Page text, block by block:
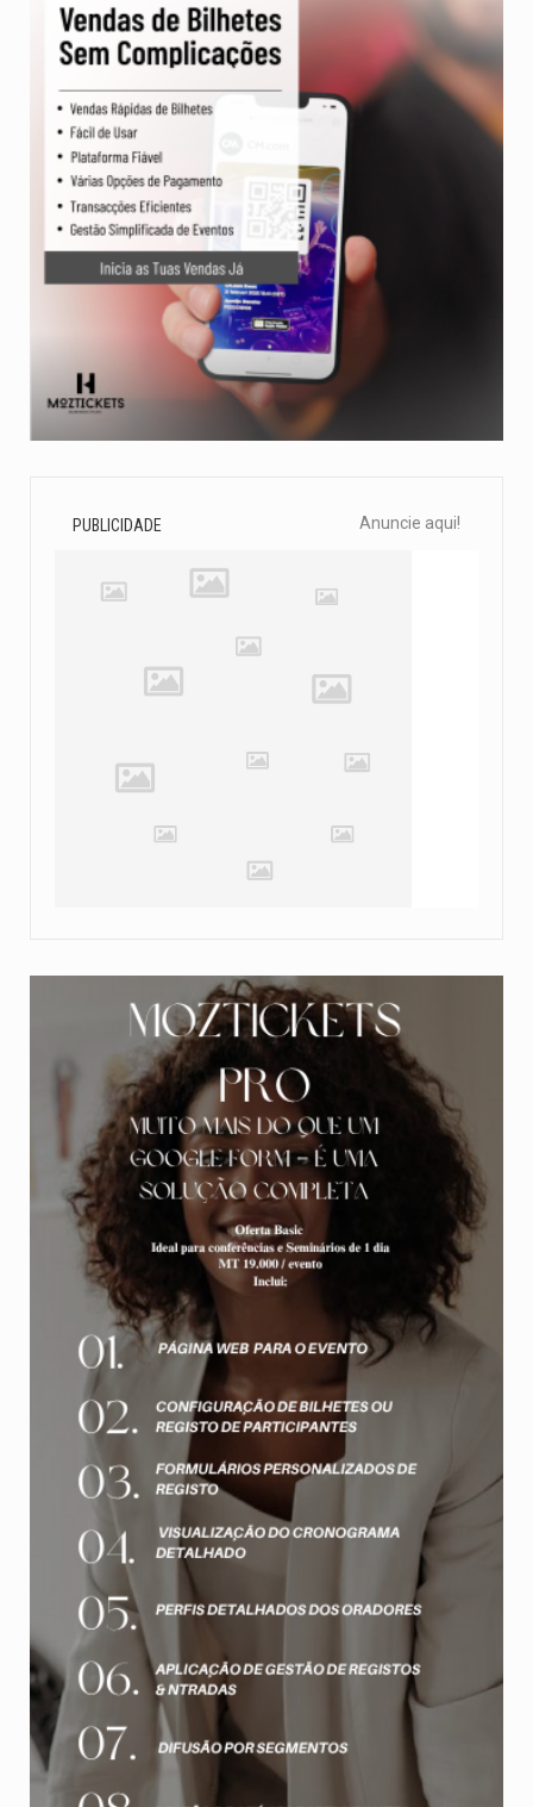
PUBLICIDADE Anuncie aqui!